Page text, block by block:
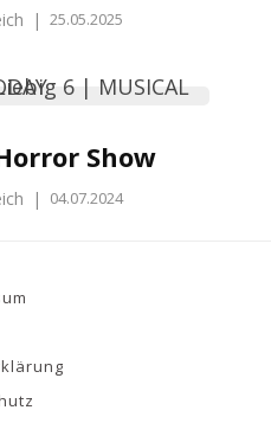
| 25.05.2025
Show
| 04.07.2024